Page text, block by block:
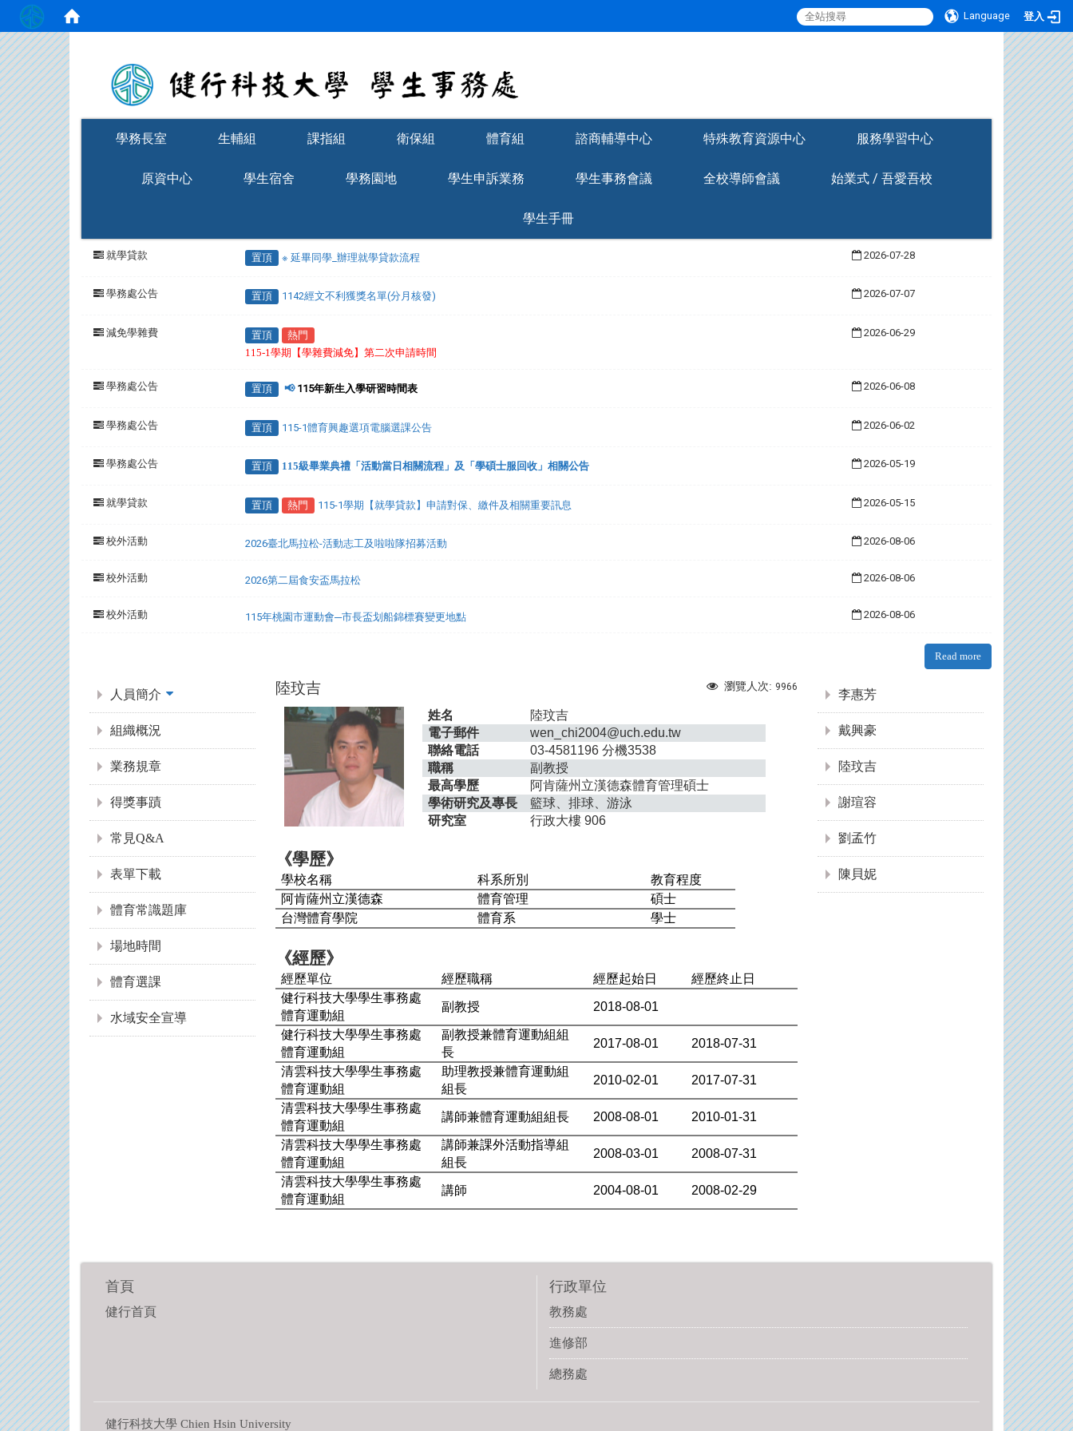
Language 登入
學務長室 生輔組 課指組 衛保組 體育組 諮商輔導中心 特殊教育資源中心 服務學習中心
原資中心 學生宿舍 學務園地 學生申訴業務 學生事務會議 全校導師會議 始業式 / 吾愛吾校
學生手冊
就學貸款 置頂 ※ 延畢同學_辦理就學貸款流程 2026-07-28
學務處公告 置頂 1142經文不利獲獎名單(分月核發) 2026-07-07
減免學雜費 置頂
熱門
115-1學期【學雜費減免】第二次申請時間
2026-06-29
學務處公告 置頂 📢115年新生入學研習時間表 2026-06-08
學務處公告 置頂 115-1體育興趣選項電腦選課公告 2026-06-02
學務處公告 置頂 115級畢業典禮「活動當日相關流程」及「學碩士服回收」相關公告 2026-05-19
就學貸款 置頂 熱門 115-1學期【就學貸款】申請對保、繳件及相關重要訊息 2026-05-15
校外活動 2026臺北馬拉松-活動志工及啦啦隊招募活動 2026-08-06
校外活動 2026第二屆食安盃馬拉松 2026-08-06
校外活動 115年桃園市運動會─市長盃划船錦標賽變更地點 2026-08-06
Read more
人員簡介
組織概況
業務規章
得獎事蹟
常見Q&A
表單下載
體育常識題庫
場地時間
體育選課
水域安全宣導
瀏覽人次: 9966
陸玟吉
姓名
陸玟吉
電子郵件
wen_chi2004@uch.edu.tw
聯絡電話
03-4581196分機3538
職稱
副教授
最高學歷
阿肯薩州立漢德森體育管理碩士
學術研究及專長
籃球、排球、游泳
研究室
行政大樓 906
《學歷》
學校名稱 科系所別
教育程度
阿肯薩州立漢德森
體育管理
碩士
台灣體育學院
體育系 學士
《經歷》
經歷單位 經歷職稱 經歷起始日
經歷終止日
健行科技大學學生事務處
體育運動組
副教授 2018-08-01
健行科技大學學生事務處
體育運動組
副教授兼體育運動組組
長
2017-08-01 2018-07-31
清雲科技大學學生事務處
體育運動組
助理教授兼體育運動組
組長
2010-02-01 2017-07-31
清雲科技大學學生事務處
體育運動組
講師兼體育運動組組長 2008-08-01 2010-01-31
清雲科技大學學生事務處
體育運動組
講師兼課外活動指導組
組長
2008-03-01 2008-07-31
清雲科技大學學生事務處
體育運動組
講師 2004-08-01 2008-02-29
李惠芳
戴興豪
陸玟吉
謝瑄容
劉孟竹
陳貝妮
首頁
健行首頁
行政單位
教務處
進修部
總務處
健行科技大學 Chien Hsin University